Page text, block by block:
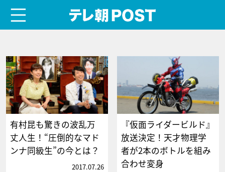
有村昆も驚きの波乱万
丈人生！“圧倒的なマド
ンナ同級生”の今とは？
2017.07.26
『仮面ライダービルド』
放送決定！天才物理学
者が2本のボトルを組み
合わせ変身